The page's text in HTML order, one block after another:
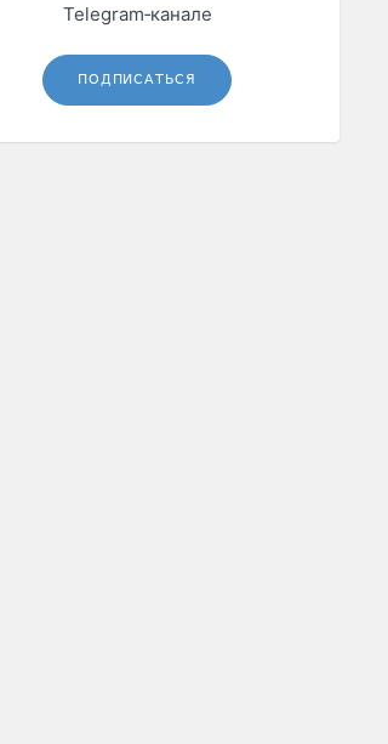
Telegram‑канале
ПОДПИСАТЬСЯ